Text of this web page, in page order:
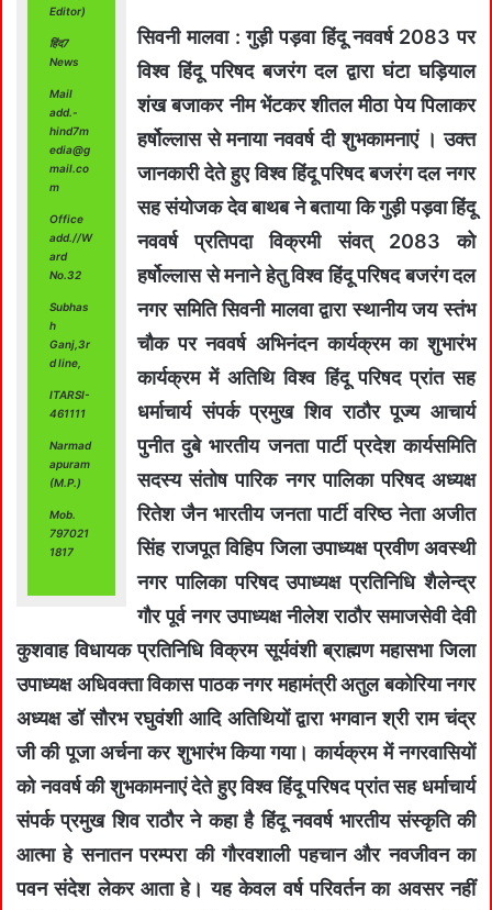
Editor)
हिंद7
News
Mail
add.-
hind7m
edia@g
mail.co
m
Office
add.//W
ard
No.32
Subhas
h
Ganj,3r
d line,
ITARSI-
461111
Narmad
apuram
(M.P.)
Mob.
797021
1817
सिवनी मालवा : गुड़ी पड़वा हिंदू नववर्ष 2083 पर
विश्व हिंदू परिषद बजरंग दल द्वारा घंटा घड़ियाल
शंख बजाकर नीम भेंटकर शीतल मीठा पेय पिलाकर
हर्षोल्लास से मनाया नववर्ष दी शुभकामनाएं । उक्त
जानकारी देते हुए विश्व हिंदू परिषद बजरंग दल नगर
सह संयोजक देव बाथब ने बताया कि गुड़ी पड़वा हिंदू
नववर्ष प्रतिपदा विक्रमी संवत् 2083 को
हर्षोल्लास से मनाने हेतु विश्व हिंदू परिषद बजरंग दल
नगर समिति सिवनी मालवा द्वारा स्थानीय जय स्तंभ
चौक पर नववर्ष अभिनंदन कार्यक्रम का शुभारंभ
कार्यक्रम में अतिथि विश्व हिंदू परिषद प्रांत सह
धर्माचार्य संपर्क प्रमुख शिव राठौर पूज्य आचार्य
पुनीत दुबे भारतीय जनता पार्टी प्रदेश कार्यसमिति
सदस्य संतोष पारिक नगर पालिका परिषद अध्यक्ष
रितेश जैन भारतीय जनता पार्टी वरिष्ठ नेता अजीत
सिंह राजपूत विहिप जिला उपाध्यक्ष प्रवीण अवस्थी
नगर पालिका परिषद उपाध्यक्ष प्रतिनिधि शैलेन्द्र
गौर पूर्व नगर उपाध्यक्ष नीलेश राठौर समाजसेवी देवी
कुशवाह विधायक प्रतिनिधि विक्रम सूर्यवंशी ब्राह्मण महासभा जिला
उपाध्यक्ष अधिवक्ता विकास पाठक नगर महामंत्री अतुल बकोरिया नगर
अध्यक्ष डॉ सौरभ रघुवंशी आदि अतिथियों द्वारा भगवान श्री राम चंद्र
जी की पूजा अर्चना कर शुभारंभ किया गया। कार्यक्रम में नगरवासियों
को नववर्ष की शुभकामनाएं देते हुए विश्व हिंदू परिषद प्रांत सह धर्माचार्य
संपर्क प्रमुख शिव राठौर ने कहा है हिंदू नववर्ष भारतीय संस्कृति की
आत्मा हे सनातन परम्परा की गौरवशाली पहचान और नवजीवन का
पवन संदेश लेकर आता हे। यह केवल वर्ष परिवर्तन का अवसर नहीं